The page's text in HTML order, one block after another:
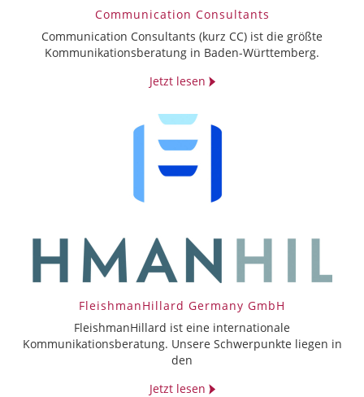
Communication Consultants
Communication Consultants (kurz CC) ist die größte
Kommunikationsberatung in Baden-Württemberg.
Jetzt lesen
FleishmanHillard Germany GmbH
FleishmanHillard ist eine internationale
Kommunikationsberatung. Unsere Schwerpunkte liegen in
den
Jetzt lesen